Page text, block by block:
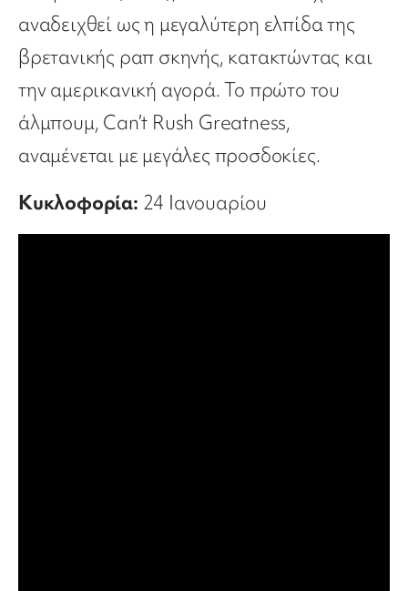
αναδειχθεί ως η μεγαλύτερη ελπίδα της
βρετανικής ραπ σκηνής, κατακτώντας και
την αμερικανική αγορά. Το πρώτο του
άλμπουμ, Can’t Rush Greatness,
αναμένεται με μεγάλες προσδοκίες.
Κυκλοφορία: 24 Ιανουαρίου